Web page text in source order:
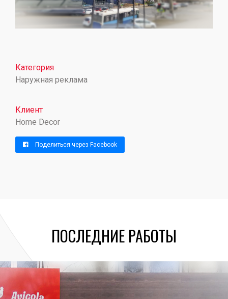
Категория
Наружная реклама
Клиент
Home Decor
Поделиться через Facebook
ПОСЛЕДНИЕ РАБОТЫ